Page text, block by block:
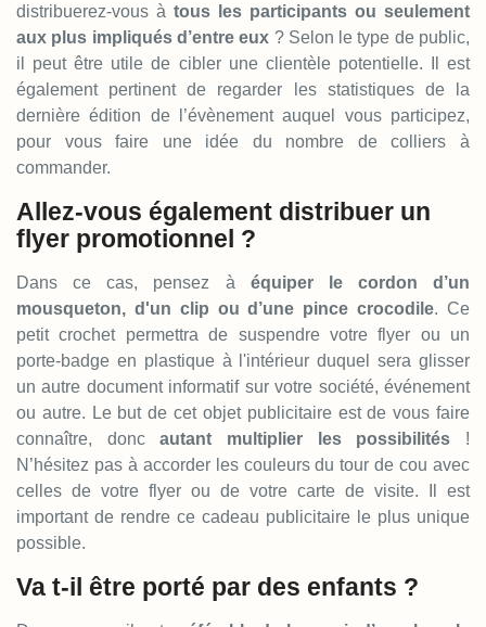
distribuerez-vous à tous les participants ou seulement
aux plus impliqués d’entre eux ? Selon le type de public,
il peut être utile de cibler une clientèle potentielle. Il est
également pertinent de regarder les statistiques de la
dernière édition de l’évènement auquel vous participez,
pour vous faire une idée du nombre de colliers à
commander.
Allez-vous également distribuer un
flyer promotionnel ?
Dans ce cas, pensez à équiper le cordon d’un
mousqueton, d'un clip ou d’une pince crocodile. Ce
petit crochet permettra de suspendre votre flyer ou un
porte-badge en plastique à l'intérieur duquel sera glisser
un autre document informatif sur votre société, événement
ou autre. Le but de cet objet publicitaire est de vous faire
connaître, doncautant multiplier les possibilités !
N’hésitez pas à accorder les couleurs du tour de cou avec
celles de votre flyer ou de votre carte de visite. Il est
important de rendre ce cadeau publicitaire le plus unique
possible.
Va t-il être porté par des enfants ?